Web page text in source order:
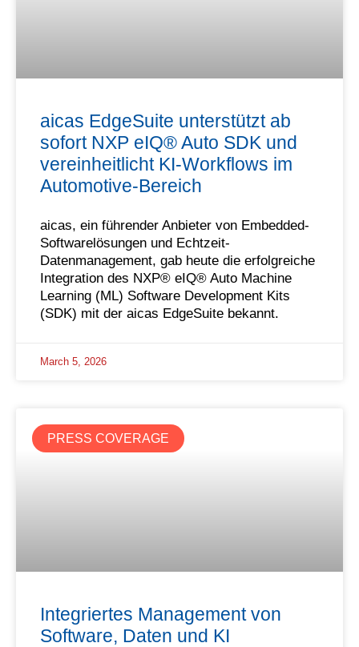
aicas EdgeSuite unterstützt ab
sofort NXP eIQ® Auto SDK und
vereinheitlicht KI-Workflows im
Automotive-Bereich
aicas, ein führender Anbieter von Embedded-
Softwarelösungen und Echtzeit-
Datenmanagement, gab heute die erfolgreiche
Integration des NXP® eIQ® Auto Machine
Learning (ML) Software Development Kits
(SDK) mit der aicas EdgeSuite bekannt.
March 5, 2026
PRESS COVERAGE
Integriertes Management von
Software, Daten und KI